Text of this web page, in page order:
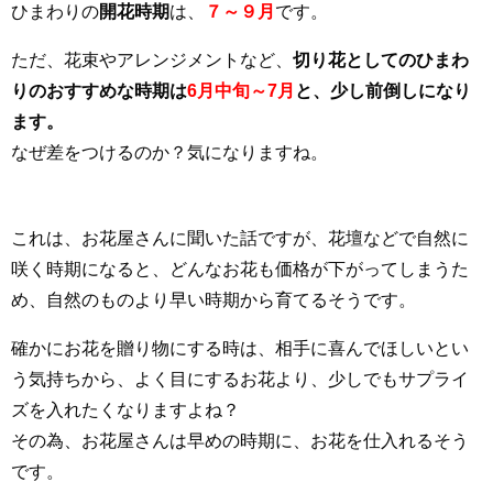
ひまわりの開花時期は、 ７～９月 です。
ただ、花束やアレンジメントなど、 切り花としてのひまわ
りのおすすめな時期は6月中旬～7月 と、少し前倒しになり
ます。
なぜ差をつけるのか？気になりますね。
これは、お花屋さんに聞いた話ですが、花壇などで自然に
咲く時期になると、どんなお花も価格が下がってしまうた
め、自然のものより早い時期から育てるそうです。
確かにお花を贈り物にする時は、相手に喜んでほしいとい
う気持ちから、よく目にするお花より、少しでもサプライ
ズを入れたくなりますよね？
その為、お花屋さんは早めの時期に、お花を仕入れるそう
です。